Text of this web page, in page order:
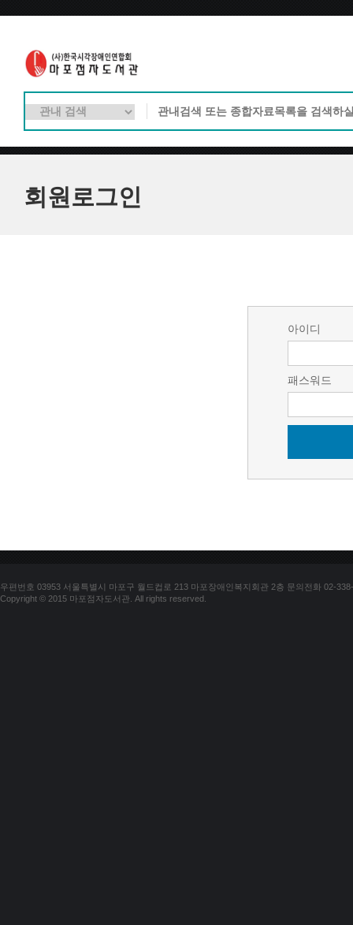
회원로그인
아이디
패스워드
우편번호 03953 서울특별시 마포구 월드컵로 213 마포장애인복지회관 2층 문의전화 02-
Copyright © 2015 마포점자도서관. All rights reserved.